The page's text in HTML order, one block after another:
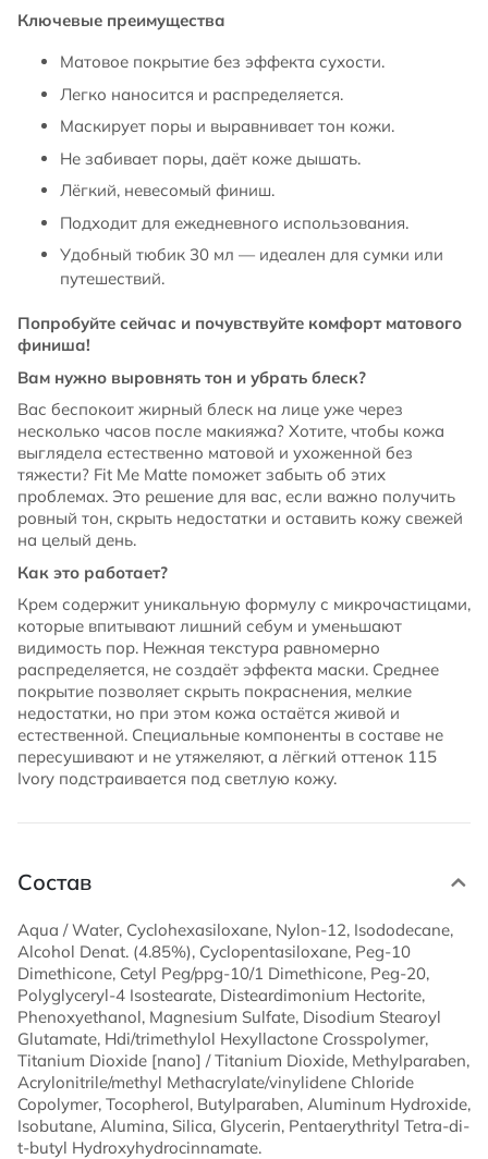
Ключевые преимущества
Матовое покрытие без эффекта сухости.
Легко наносится и распределяется.
Маскирует поры и выравнивает тон кожи.
Не забивает поры, даёт коже дышать.
Лёгкий, невесомый финиш.
Подходит для ежедневного использования.
Удобный тюбик 30 мл — идеален для сумки или
путешествий.
Попробуйте сейчас и почувствуйте комфорт матового
финиша!
Вам нужно выровнять тон и убрать блеск?
Вас беспокоит жирный блеск на лице уже через
несколько часов после макияжа? Хотите, чтобы кожа
выглядела естественно матовой и ухоженной без
тяжести? Fit Me Matte поможет забыть об этих
проблемах. Это решение для вас, если важно получить
ровный тон, скрыть недостатки и оставить кожу свежей
на целый день.
Как это работает?
Крем содержит уникальную формулу с микрочастицами,
которые впитывают лишний себум и уменьшают
видимость пор. Нежная текстура равномерно
распределяется, не создаёт эффекта маски. Среднее
покрытие позволяет скрыть покраснения, мелкие
недостатки, но при этом кожа остаётся живой и
естественной. Специальные компоненты в составе не
пересушивают и не утяжеляют, а лёгкий оттенок 115
Ivory подстраивается под светлую кожу.
Состав
Aqua / Water, Cyclohexasiloxane, Nylon-12, Isododecane,
Alcohol Denat. (4.85%), Cyclopentasiloxane, Peg-10
Dimethicone, Cetyl Peg/ppg-10/1 Dimethicone, Peg-20,
Polyglyceryl-4 Isostearate, Disteardimonium Hectorite,
Phenoxyethanol, Magnesium Sulfate, Disodium Stearoyl
Glutamate, Hdi/trimethylol Hexyllactone Crosspolymer,
Titanium Dioxide [nano] / Titanium Dioxide, Methylparaben,
Acrylonitrile/methyl Methacrylate/vinylidene Chloride
Copolymer, Tocopherol, Butylparaben, Aluminum Hydroxide,
Isobutane, Alumina, Silica, Glycerin, Pentaerythrityl Tetra-di-
t-butyl Hydroxyhydrocinnamate.